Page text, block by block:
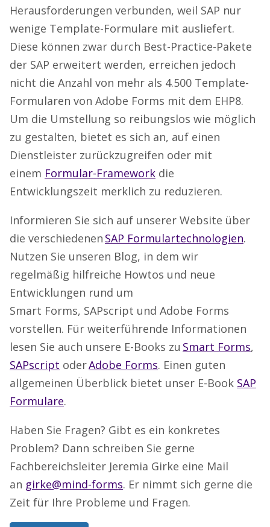
Herausforderungen verbunden, weil SAP nur
wenige Template-Formulare mit ausliefert.
Diese können zwar durch Best-Practice-Pakete
der SAP erweitert werden, erreichen jedoch
nicht die Anzahl von mehr als 4.500 Template-
Formularen von Adobe Forms mit dem EHP8.
Um die Umstellung so reibungslos wie möglich
zu gestalten, bietet es sich an, auf einen
Dienstleister zurückzugreifen oder mit
einem Formular-Framework die
Entwicklungszeit merklich zu reduzieren.
Informieren Sie sich auf unserer Website über
die verschiedenen SAP Formulartechnologien.
Nutzen Sie unseren Blog, in dem wir
regelmäßig hilfreiche Howtos und neue
Entwicklungen rund um
Smart Forms, SAPscript und Adobe Forms
vorstellen. Für weiterführende Informationen
lesen Sie auch unsere E-Books zu Smart Forms,
SAPscript oderAdobe Forms. Einen guten
allgemeinen Überblick bietet unser E-Book SAP
Formulare.
Haben Sie Fragen? Gibt es ein konkretes
Problem? Dann schreiben Sie gerne
Fachbereichsleiter Jeremia Girke eine Mail
an girke@mind-forms. Er nimmt sich gerne die
Zeit für Ihre Probleme und Fragen.